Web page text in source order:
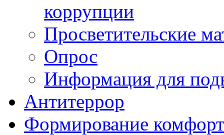
коррупции
Просветительские
Опрос
Информация для
Антитеррор
Формирование